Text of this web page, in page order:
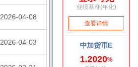
2026-04-08
2026-04-03